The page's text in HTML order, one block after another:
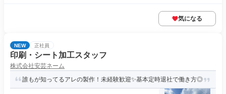
気になる
NEW 正社員
印刷・シート加工スタッフ
株式会社安芸ネーム
誰もが知ってるアレの製作！未経験歓迎✨基本定時退社で働き方◎